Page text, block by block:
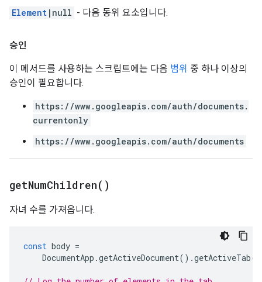
Element |null - 다음 동위 요소입니다.
승인
이 메서드를 사용하는 스크립트에는 다음 범위 중 하나 이상의
승인이 필요합니다.
https://www.googleapis.com/auth/documents.
currentonly
https://www.googleapis.com/auth/documents
getNumChildren( )
자녀 수를 가져옵니다.
const body =
DocumentApp .getActiveDocument().getActiveTab